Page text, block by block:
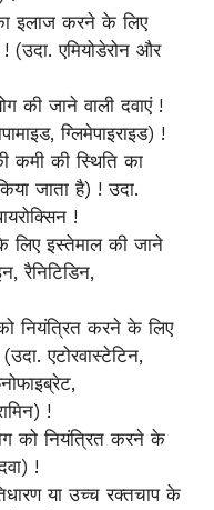
इलाज करने के लिए
(उदा. एमियोडेरोन और
की जाने वाली दवाएं !
ग्लिमेपाइराइड) !
कमी की स्थिति का
जाता है) ! उदा.
!
इस्तेमाल की जाने
रैनिटिडिन,
नियंत्रित करने के लिए
एटोरवास्टेटिन,
!
को नियंत्रित करने के
!
या उच्च रक्तचाप के